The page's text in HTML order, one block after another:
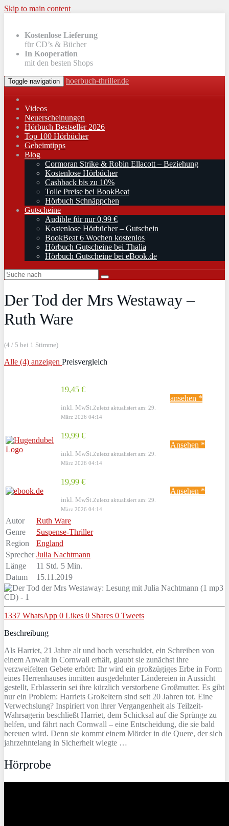
Skip to main content
Kostenlose Lieferung
für CD’s & Bücher
In Kooperation
mit den besten Shops
Toggle navigation hoerbuch-thriller.de
Videos
Neuerscheinungen
Hörbuch Bestseller 2026
Top 100 Hörbücher
Geheimtipps
Blog
Cormoran Strike & Robin Ellacott – Beziehung
Kostenlose Hörbücher
Cashback bis zu 10%
Tolle Preise bei BookBeat
Hörbuch Schnäppchen
Gutscheine
Audible für nur 0,99 €
Kostenlose Hörbücher – Gutschein
BookBeat 6 Wochen kostenlos
Hörbuch Gutscheine bei Thalia
Hörbuch Gutscheine bei eBook.de
Der Tod der Mrs Westaway –
Ruth Ware
(4 / 5 bei 1 Stimme)
Alle (4) anzeigen Preisvergleich
19,45 €
inkl. MwSt. Zuletzt aktualisiert am: 29.
März 2026 04:14
ansehen *
19,99 €
inkl. MwSt. Zuletzt aktualisiert am: 29.
März 2026 04:14
Ansehen *
19,99 €
inkl. MwSt. Zuletzt aktualisiert am: 29.
März 2026 04:14
Ansehen *
Autor
Ruth Ware
Genre
Suspense-Thriller
Region
England
Sprecher Julia Nachtmann
Länge
11 Std. 5 Min.
Datum
15.11.2019
1337 WhatsApp 0 Likes 0 Shares 0 Tweets
Beschreibung
Als Harriet, 21 Jahre alt und hoch verschuldet, ein Schreiben von
einem Anwalt in Cornwall erhält, glaubt sie zunächst ihre
verzweifelten Gebete erhört: Ihr wird ein großzügiges Erbe in Form
eines Herrenhauses inmitten ausgedehnter Ländereien in Aussicht
gestellt, Erblasserin sei ihre kürzlich verstorbene Großmutter. Es gibt
nur ein Problem: Harriets Großeltern sind seit 20 Jahren tot. Eine
Verwechslung? Inspiriert von ihrer Vergangenheit als Teilzeit-
Wahrsagerin beschließt Harriet, dem Schicksal auf die Sprünge zu
helfen, und fährt nach Cornwall – eine Entscheidung, die sie bald
bereuen wird. Denn sie kommt einem Mörder in die Quere, der sich
jahrzehntelang in Sicherheit wiegte …
Hörprobe